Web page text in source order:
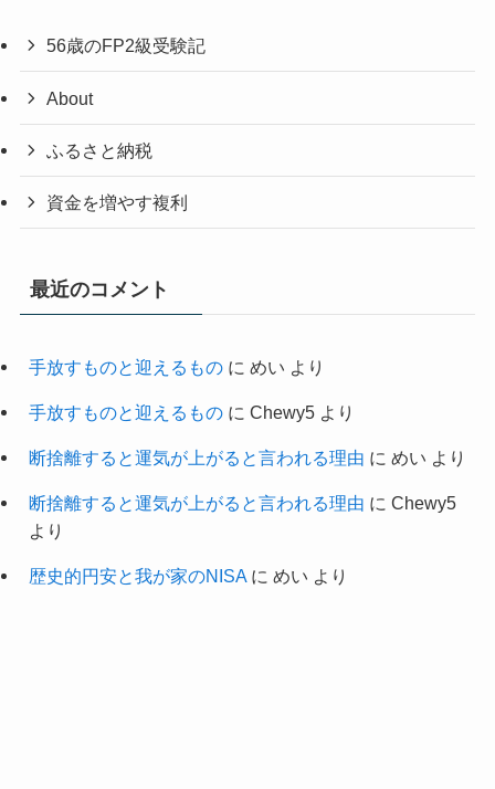
56歳のFP2級受験記
About
ふるさと納税
資金を増やす複利
最近のコメント
手放すものと迎えるものに めい より
手放すものと迎えるものに Chewy5より
断捨離すると運気が上がると言われる理由 に めい より
断捨離すると運気が上がると言われる理由 に Chewy5
より
歴史的円安と我が家のNISAに めい より